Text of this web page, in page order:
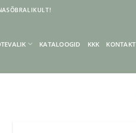
KATALOOGID KKK KONTAKT